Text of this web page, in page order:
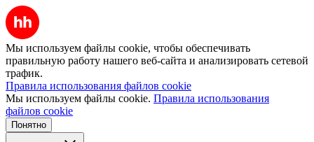
Мы используем файлы cookie, чтобы обеспечивать
правильную работу нашего веб-сайта и анализировать сетевой
трафик.
Правила использования файлов cookie
Мы используем файлы cookie. Правила использования
файлов cookie
Понятно